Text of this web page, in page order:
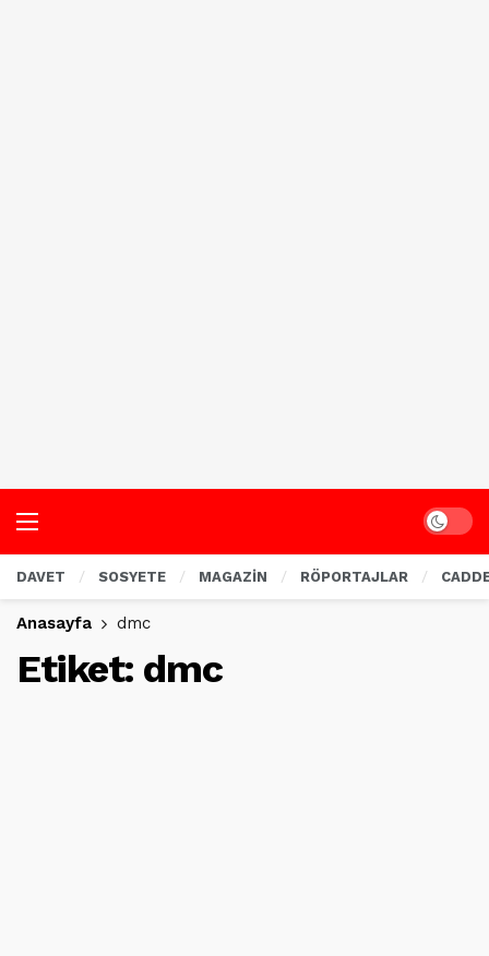
Dark
DAVET SOSYETE MAGAZİN RÖPORTAJLAR
Anasayfa dmc
Etiket: dmc